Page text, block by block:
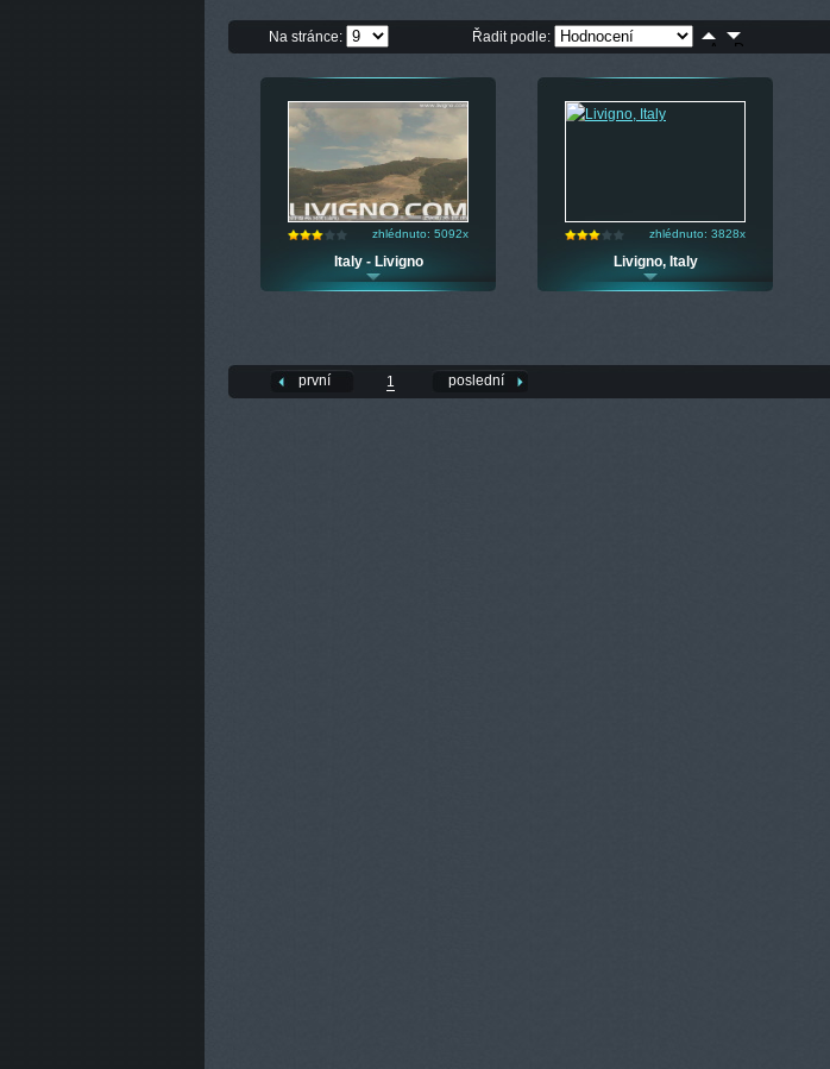
Na stránce: Řadit podle:
zhlédnuto: 5092x
Italy - Livigno
zhlédnuto: 3828x
Livigno, Italy
první 1 poslední